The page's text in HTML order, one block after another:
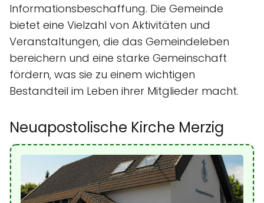
Informationsbeschaffung. Die Gemeinde
bietet eine Vielzahl von Aktivitäten und
Veranstaltungen, die das Gemeindeleben
bereichern und eine starke Gemeinschaft
fördern, was sie zu einem wichtigen
Bestandteil im Leben ihrer Mitglieder macht.
Neuapostolische Kirche Merzig